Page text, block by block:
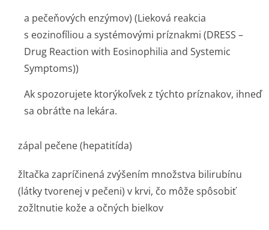
a pečeňových enzýmov) (Lieková reakcia
s eozinofíliou a systémovými príznakmi (DRESS –
Drug Reaction with Eosinophilia and Systemic
Symptoms))
Ak spozorujete ktorýkoľvek z týchto príznakov, ihneď
sa obráťte na lekára.
zápal pečene (hepatitída)
žltačka zapríčinená zvýšením množstva bilirubínu
(látky tvorenej v pečeni) v krvi, čo môže spôsobiť
zožltnutie kože a očných bielkov